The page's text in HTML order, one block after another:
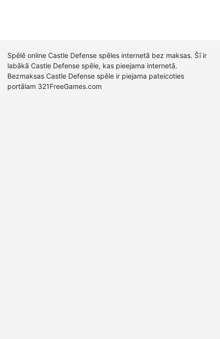
Spēlē online Castle Defense spēles internetā bez maksas. Šī ir
labākā Castle Defense spēle, kas pieejama internetā.
Bezmaksas Castle Defense spēle ir piejama pateicoties
portālam 321FreeGames.com